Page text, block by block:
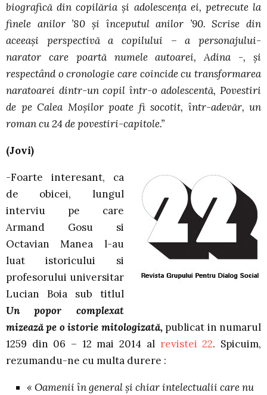
biografică din copilăria și adolescența ei, petrecute la
finele anilor ’80 și începutul anilor ’90. Scrise din
aceeași perspectivă a copilului – a personajului-
narator care poartă numele autoarei, Adina -, și
respectând o cronologie care coincide cu transformarea
naratoarei dintr-un copil într-o adolescentă, Povestiri
de pe Calea Moșilor poate fi socotit, într-adevăr, un
roman cu 24 de povestiri-capitole.”
(Jovi)
-Foarte interesant, ca
de obicei, lungul
interviu pe care
Armand Gosu si
Octavian Manea l-au
luat istoricului si
profesorului universitar
Lucian Boia sub titlul
Un popor complexat
mizează pe o istorie mitologizată, publicat in numarul
1259 din 06 – 12 mai 2014 al revistei 22. Spicuim,
rezumandu-ne cu multa durere :
« Oamenii în general și chiar intelectualii care nu